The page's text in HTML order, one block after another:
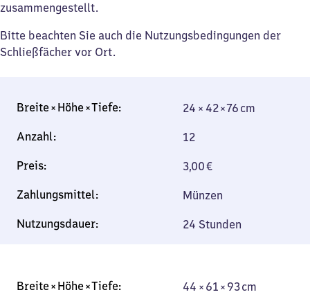
zusammengestellt.
Bitte beachten Sie auch die Nutzungsbedingungen der
Schließfächer vor Ort.
24 × 42 × 76 cm
12
3,00€
Münzen
24 Stunden
44 × 61 × 93 cm